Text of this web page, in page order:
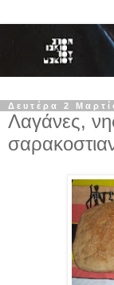
Δευτέρα 2
Λαγάνες,